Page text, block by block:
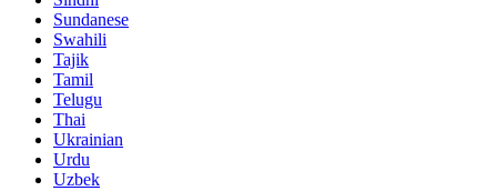
Sundanese
Swahili
Tajik
Tamil
Telugu
Thai
Ukrainian
Urdu
Uzbek